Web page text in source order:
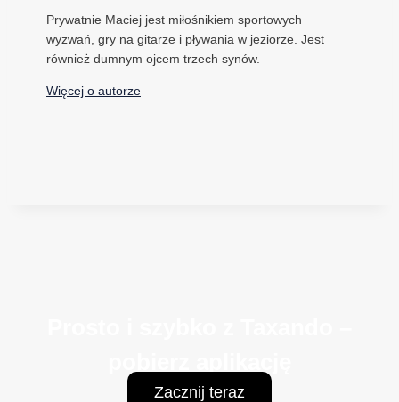
Prywatnie Maciej jest miłośnikiem sportowych
wyzwań, gry na gitarze i pływania w jeziorze. Jest
również dumnym ojcem trzech synów.
Więcej o autorze
Zacznij teraz